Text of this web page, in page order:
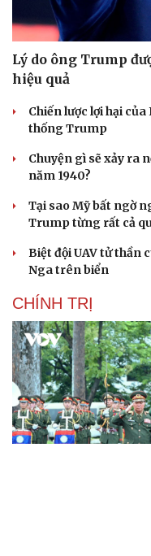
Lý do ông Trump
hiệu quả
Chiến lược lợi hại
thống Trump
Chuyện gì sẽ xảy ra
năm 1940?
Tại sao Mỹ bất ngờ
Trump từng rất cả
Biệt đội UAV tử thần
Nga trên biển
CHÍNH TRỊ